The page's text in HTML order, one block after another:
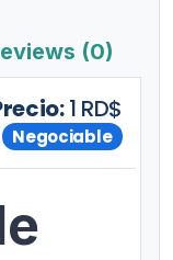
(0)
1 RD$
Negociable